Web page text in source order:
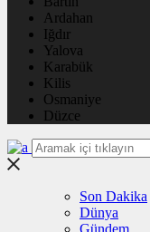
Ardahan
Iğdır
Yalova
Karabük
Kilis
Osmaniye
Düzce
Son Dakika
Dünya
Gündem